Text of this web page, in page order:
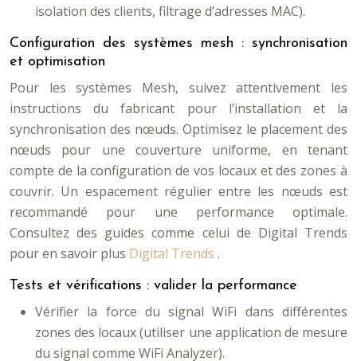
isolation des clients, filtrage d’adresses MAC).
Configuration des systèmes mesh : synchronisation
et optimisation
Pour les systèmes Mesh, suivez attentivement les
instructions du fabricant pour l’installation et la
synchronisation des nœuds. Optimisez le placement des
nœuds pour une couverture uniforme, en tenant
compte de la configuration de vos locaux et des zones à
couvrir. Un espacement régulier entre les nœuds est
recommandé pour une performance optimale.
Consultez des guides comme celui de Digital Trends
pour en savoir plus Digital Trends .
Tests et vérifications : valider la performance
Vérifier la force du signal WiFi dans différentes
zones des locaux (utiliser une application de mesure
du signal comme WiFi Analyzer).